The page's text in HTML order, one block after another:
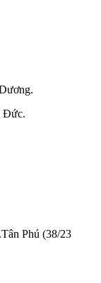
Đức.
Phú (38/23